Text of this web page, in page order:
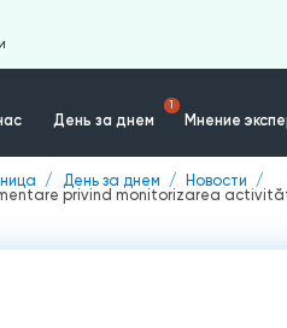
День за днем
1
Мнение
День за днем
Новости
privind monitorizarea